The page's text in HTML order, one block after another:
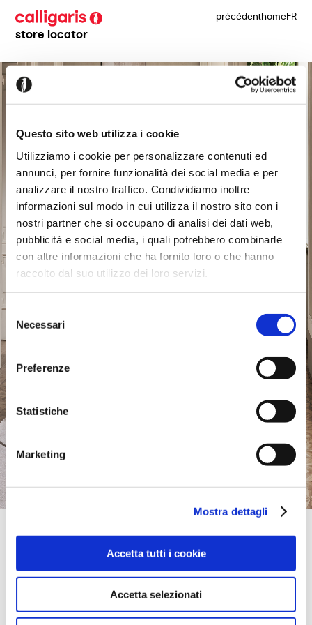
Questo sito web utilizza i cookie
Utilizziamo i cookie per personalizzare contenuti ed
annunci, per fornire funzionalità dei social media e per
analizzare il nostro traffico. Condividiamo inoltre
informazioni sul modo in cui utilizza il nostro sito con i
nostri partner che si occupano di analisi dei dati web,
pubblicità e social media, i quali potrebbero combinarle
con altre informazioni che ha fornito loro o che hanno
raccolto dal suo utilizzo dei loro servizi.
Selezione
del
consenso
Necessari
Preferenze
Statistiche
Marketing
Mostra dettagli
Accetta tutti i cookie
Accetta selezionati
store locator
précédenthomeFR
24TH KLM AVENUE RODHOU - LINDOU,
85100, RHODES ISLAND, Grèce
itinéraire